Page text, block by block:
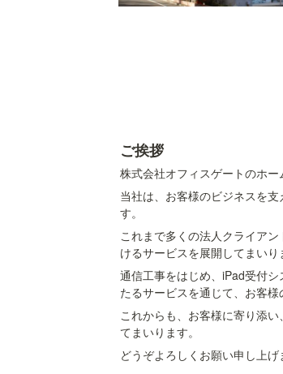
ご挨拶
株式会社オフィスゲートのホー
当社は、お客様のビジネスを
す。
これまで多くの法人クライア
けるサービスを展開してまいり
通信工事をはじめ、iPad受付
たるサービスを通じて、お客
これからも、お客様に寄り添
てまいります。
どうぞよろしくお願い申し上げ